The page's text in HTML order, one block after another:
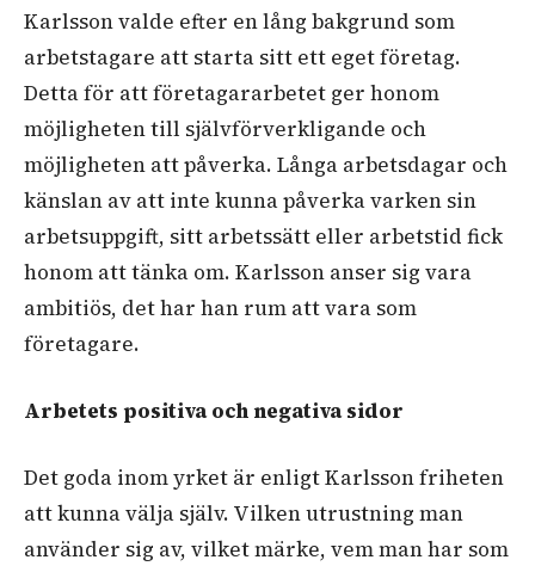
Karlsson valde efter en lång bakgrund som
arbetstagare att starta sitt ett eget företag.
Detta för att företagararbetet ger honom
möjligheten till självförverkligande och
möjligheten att påverka. Långa arbetsdagar och
känslan av att inte kunna påverka varken sin
arbetsuppgift, sitt arbetssätt eller arbetstid fick
honom att tänka om. Karlsson anser sig vara
ambitiös, det har han rum att vara som
företagare.
Arbetets positiva och negativa sidor
Det goda inom yrket är enligt Karlsson friheten
att kunna välja själv. Vilken utrustning man
använder sig av, vilket märke, vem man har som